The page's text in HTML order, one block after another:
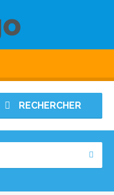
RECHERCHER